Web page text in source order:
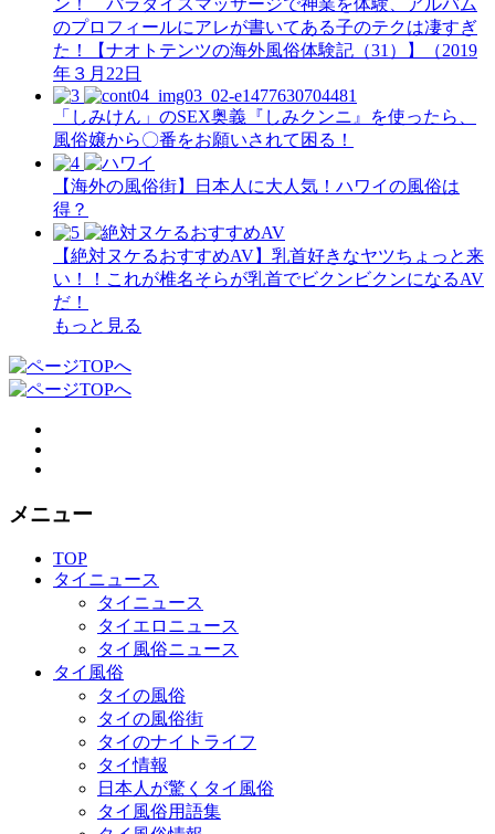
のプロフィールにアレが書いてある子のテクは凄すぎ
た！【ナオトテンツの海外風俗体験記（31）】（2019
年３月22日
「しみけん」のSEX奥義『しみクンニ』を使ったら、
風俗嬢から〇番をお願いされて困る！
【海外の風俗街】日本人に大人気！ハワイの風俗は
得？
【絶対ヌケるおすすめAV】乳首好きなヤツちょっと来
い！！これが椎名そらが乳首でビクンビクンになるAV
だ！
もっと見る
メニュー
TOP
タイニュース
タイニュース
タイエロニュース
タイ風俗ニュース
タイ風俗
タイの風俗
タイの風俗街
タイのナイトライフ
タイ情報
日本人が驚くタイ風俗
タイ風俗用語集